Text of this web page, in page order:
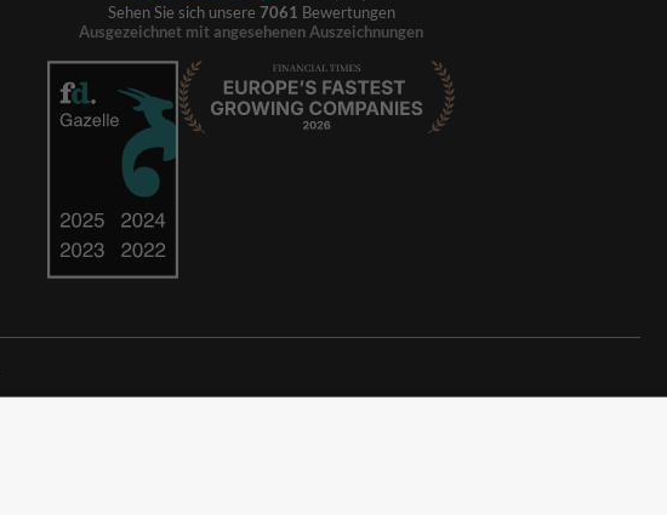
Sehen Sie sich unsere 7061 Bewertungen
Ausgezeichnet mit angesehenen Auszeichnungen